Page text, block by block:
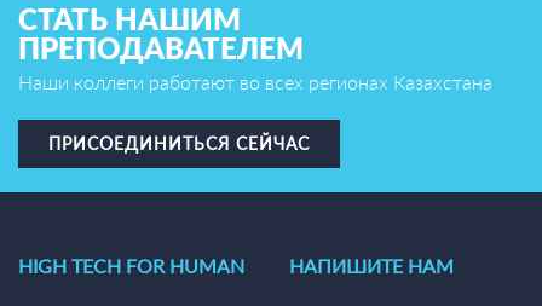
СТАТЬ НАШИМ
ПРЕПОДАВАТЕЛЕМ
Наши коллеги работают во всех регионах Казахстана
ПРИСОЕДИНИТЬСЯ СЕЙЧАС
HIGH TECH FOR HUMAN НАПИШИТЕ НАМ